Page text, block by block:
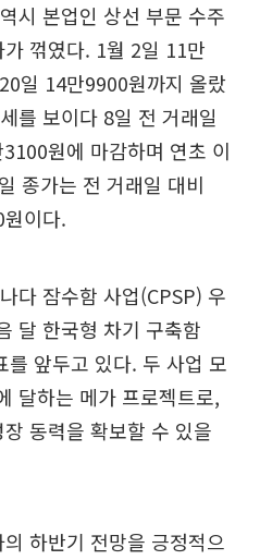
시 본업인 상선 부문 수주
꺾였다. 1월 2일 11만
일 14만9900원까지 올랐
를 보이다 8일 전 거래일
원에 마감하며 연초 이
종가는 전 거래일 대비
이다.
다 잠수함 사업(CPSP) 우
달 한국형 차기 구축함
앞두고 있다. 두 사업 모
달하는 메가 프로젝트로,
동력을 확보할 수 있을
하반기 전망을 긍정적으